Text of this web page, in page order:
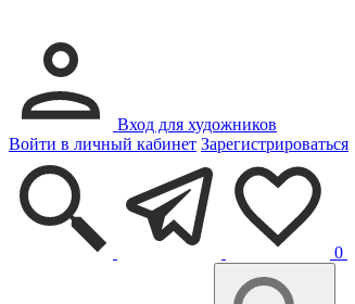
Вход для художников
Войти в личный кабинет Зарегистрироваться
0